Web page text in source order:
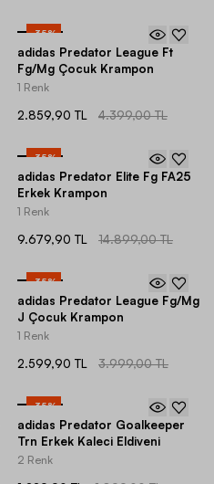
-35%
adidas Predator League Ft
Fg/Mg Çocuk Krampon
1 Renk
2.859,90 TL 4.399,00 TL
-35%
adidas Predator Elite Fg FA25
Erkek Krampon
1 Renk
9.679,90 TL 14.899,00 TL
-35%
adidas Predator League Fg/Mg
J Çocuk Krampon
1 Renk
2.599,90 TL 3.999,00 TL
-35%
adidas Predator Goalkeeper
Trn Erkek Kaleci Eldiveni
2 Renk